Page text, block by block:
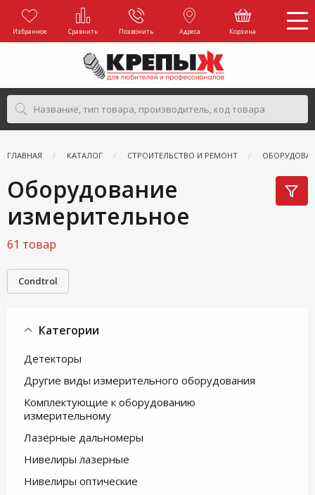
Избранное Сравнить Позвонить Адреса Корзина
ГЛАВНАЯ КАТАЛОГ СТРОИТЕЛЬСТВО И РЕМОНТ
Оборудование
измерительное
61 товар
Condtrol
Категории
Детекторы
Другие виды измерительного оборудования
Комплектующие к оборудованию
измерительному
Лазерные дальномеры
Нивелиры лазерные
Нивелиры оптические